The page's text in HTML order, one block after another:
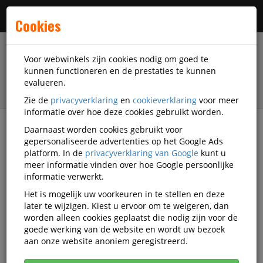
filter
Presentatiemiddelen
Horecabenodigdheden
Beachflags
Beachflags
Beachflags
Cookies
Voor webwinkels zijn cookies nodig om goed te
kunnen functioneren en de prestaties te kunnen
evalueren.
Zie de privacyverklaring en cookieverklaring voor meer
informatie over hoe deze cookies gebruikt worden.
Daarnaast worden cookies gebruikt voor
gepersonaliseerde advertenties op het Google Ads
platform. In de privacyverklaring van Google kunt u
meer informatie vinden over hoe Google persoonlijke
informatie verwerkt.
Het is mogelijk uw voorkeuren in te stellen en deze
later te wijzigen. Kiest u ervoor om te weigeren, dan
worden alleen cookies geplaatst die nodig zijn voor de
goede werking van de website en wordt uw bezoek
aan onze website anoniem geregistreerd.